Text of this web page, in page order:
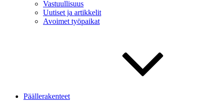
Vastuullisuus
Uutiset ja artikkelit
Avoimet työpaikat
Päällerakenteet